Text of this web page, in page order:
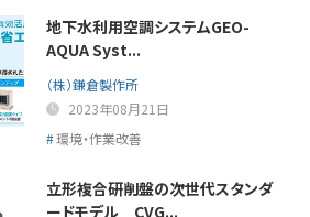
地下水利用空調システムGEO-
AQUA Syst...
（株）鎌倉製作所
2023年08月21日
環境・作業改善
立形複合研削盤の次世代スタンダ
ードモデル CVG...